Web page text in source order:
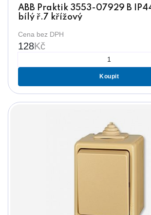
ABB Praktik 3553-07929 B
bílý ř.7 křížový
Cena bez DPH
128Kč
Koupit